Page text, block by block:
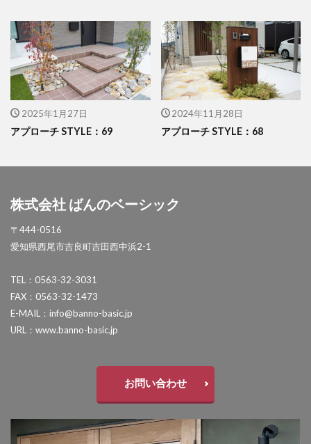
2025年1月27日
アプローチ STYLE：69
2024年11月28日
アプローチ STYLE：68
株式会社 ばんのベーシック
〒444-0516
愛知県西尾市吉良町吉田西中浜2-1
TEL：0563-32-3031
FAX：0563-32-1473
E-MAIL：info@banno-basic.jp
URL：www.banno-basic.jp
お問い合わせ
エクスタイル アーバンポールAD
エレント パークスワイド
エレント フォルテット
オオムラ ジェラシカ
カーポート
キャンペーン
きらまつり
グローベン プラド/one
コイズミ照明 AU42402L
スタッフブログ
スノーホワイト
セキスイデザインワークス ゼロフランジライト
タカショー アートポート
タカショー エクスレッズウォールライト
タカショー エバーアートウッドフェンス
タカショー エバーアートボード
タカショー ガラスサイン
タカショー シンプルシェード
タカショー セラクラシック